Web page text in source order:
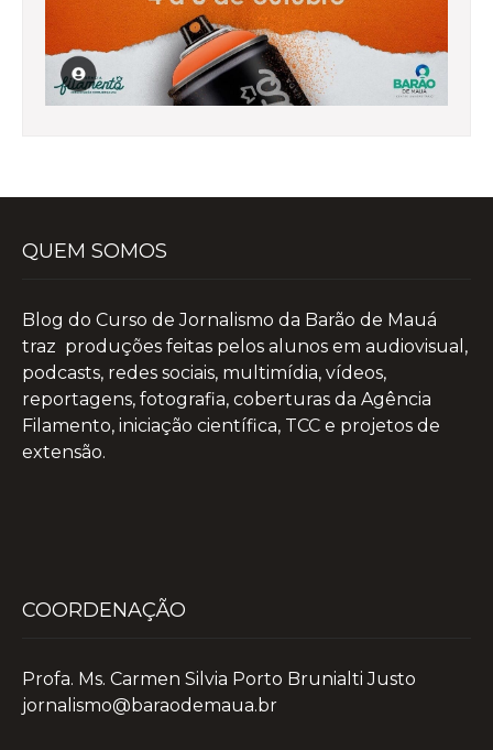
QUEM SOMOS
Blog do Curso de Jornalismo da Barão de Mauá
traz produções feitas pelos alunos em audiovisual,
podcasts, redes sociais, multimídia, vídeos,
reportagens, fotografia, coberturas da Agência
Filamento, iniciação científica, TCC e projetos de
extensão.
COORDENAÇÃO
Profa. Ms. Carmen Silvia Porto Brunialti Justo
jornalismo@baraodemaua.br